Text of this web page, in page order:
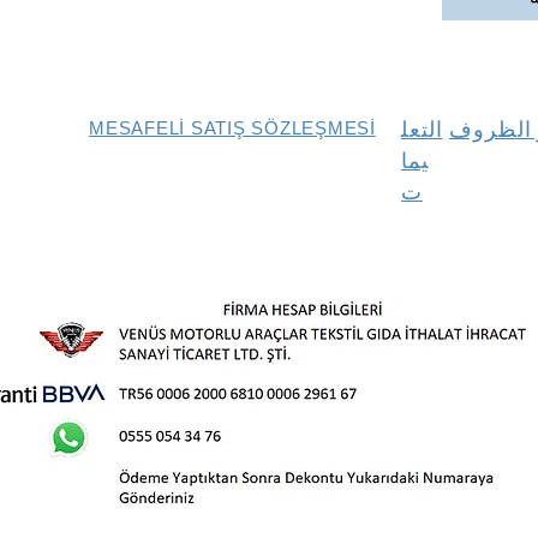
MESAFELİ SATIŞ SÖZLEŞMESİ
التعل
يما
ت
الظروف